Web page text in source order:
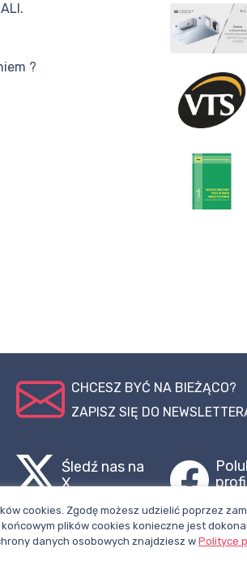
?
CHCESZ BYĆ NA BIEŻĄCO?
ZAPISZ SIĘ DO
Śledź nas na
X
cookies. Zgodę możesz udzielić poprzez
plików cookies konieczne jest
danych osobowych znajdziesz w Polityce